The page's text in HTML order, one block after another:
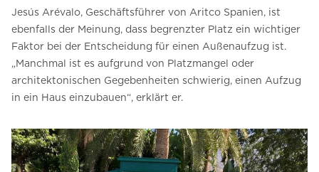
Jesús Arévalo, Geschäftsführer von Aritco Spanien, ist
ebenfalls der Meinung, dass begrenzter Platz ein wichtiger
Faktor bei der Entscheidung für einen Außenaufzug ist.
„Manchmal ist es aufgrund von Platzmangel oder
architektonischen Gegebenheiten schwierig, einen Aufzug
in ein Haus einzubauen“, erklärt er.